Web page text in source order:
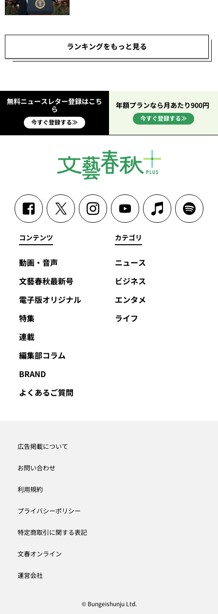
ランキングをもっと見る
無料ニュースレター登録はこち
ら
今すぐ登録する≫
年額プランなら月あたり900円
今すぐ登録する≫
コンテンツ
動画・音声
文藝春秋最新号
電子版オリジナル
特集
連載
編集部コラム
BRAND
よくあるご質問
カテゴリ
ニュース
ビジネス
エンタメ
ライフ
広告掲載について
お問い合わせ
利用規約
プライバシーポリシー
特定商取引に関する表記
文春オンライン
運営会社
© Bungeishunju Ltd.